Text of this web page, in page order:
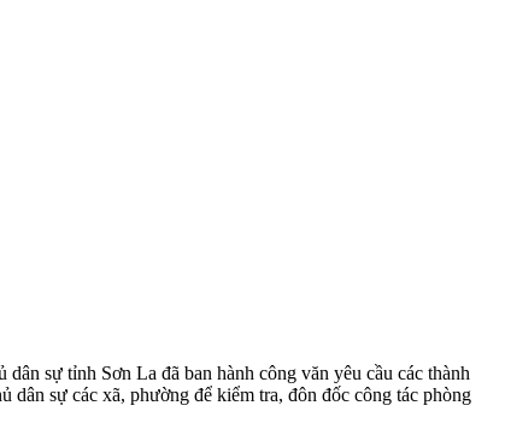
sự tỉnh Sơn La đã ban hành công văn yêu cầu các thành
sự các xã, phường để kiểm tra, đôn đốc công tác phòng